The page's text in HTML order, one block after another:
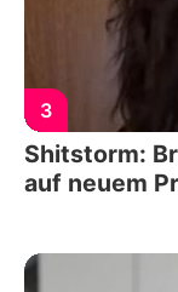
3
Shitstorm:
auf neuem